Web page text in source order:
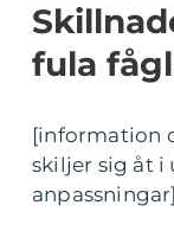
fula
[information
skiljer sig åt i
anpassningar]